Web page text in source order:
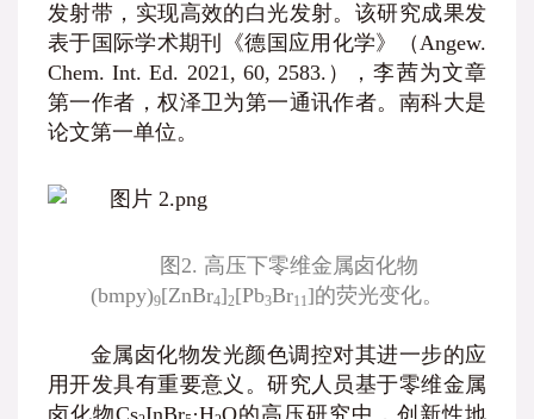
发射带，实现高效的白光发射。该研究成果发
表于国际学术期刊《德国应用化学》（Angew.
Chem. Int. Ed. 2021, 60, 2583.），李茜为文章
第一作者，权泽卫为第一通讯作者。南科大是
论文第一单位。
图2. 高压下零维金属卤化物
(bmpy)9[ZnBr4]2[Pb3Br11]的荧光变化。
金属卤化物发光颜色调控对其进一步的应
用开发具有重要意义。研究人员基于零维金属
卤化物Cs InBr ·H O的高压研究中，创新性地